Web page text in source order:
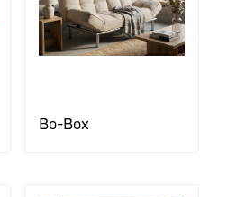
Bo-Box